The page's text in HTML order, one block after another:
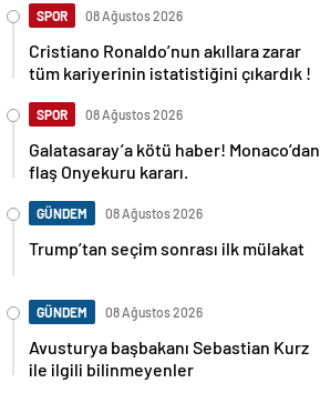
SPOR 08 Ağustos 2026
Cristiano Ronaldo’nun akıllara zarar
tüm kariyerinin istatistiğini çıkardık !
SPOR 08 Ağustos 2026
Galatasaray’a kötü haber! Monaco’dan
flaş Onyekuru kararı.
GÜNDEM 08 Ağustos 2026
Trump’tan seçim sonrası ilk mülakat
GÜNDEM 08 Ağustos 2026
Avusturya başbakanı Sebastian Kurz
ile ilgili bilinmeyenler